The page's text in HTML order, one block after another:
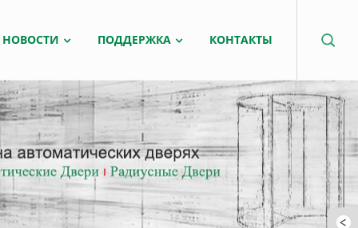
НОВОСТИ ПОДДЕРЖКА КОНТАКТЫ